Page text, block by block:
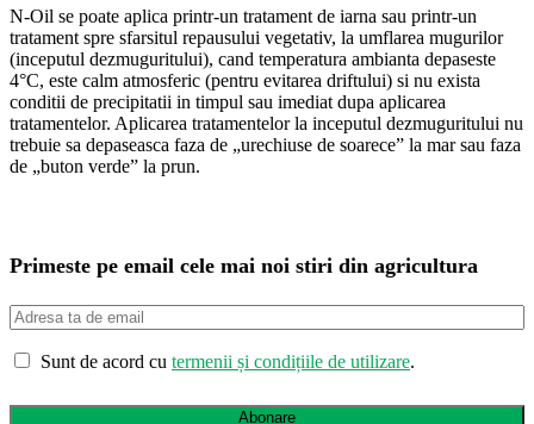
N-Oil se poate aplica printr-un tratament de iarna sau printr-un
tratament spre sfarsitul repausului vegetativ, la umflarea mugurilor
(inceputul dezmuguritului), cand temperatura ambianta depaseste
4°C, este calm atmosferic (pentru evitarea driftului) si nu exista
conditii de precipitatii in timpul sau imediat dupa aplicarea
tratamentelor. Aplicarea tratamentelor la inceputul dezmuguritului nu
trebuie sa depaseasca faza de „urechiuse de soarece” la mar sau faza
de „buton verde” la prun.
Primeste pe email cele mai noi stiri din agricultura
Sunt de acord cu termenii și condițiile de utilizare.
Abonare